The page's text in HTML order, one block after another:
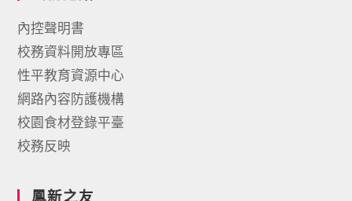
內控聲明書
校務資料開放專區
性平教育資源中心
網路內容防護機構
校園食材登錄平臺
校務反映
鳳新之友